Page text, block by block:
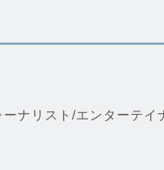
ナリスト/エンターテイ